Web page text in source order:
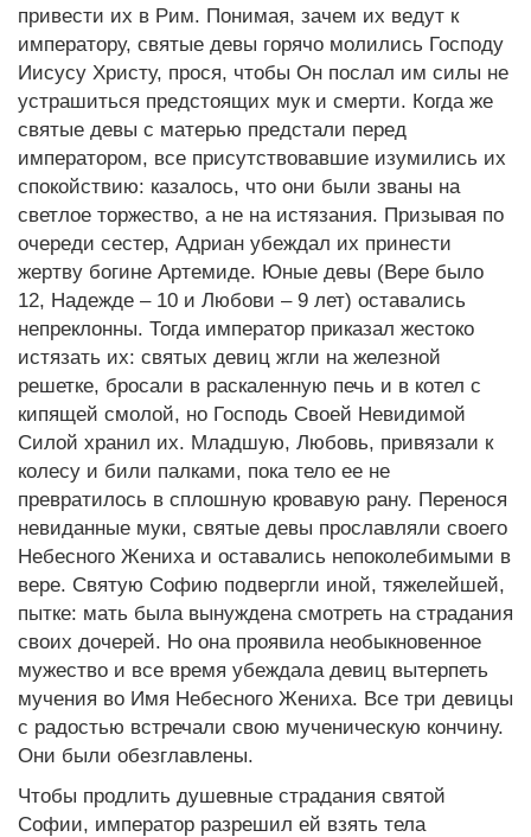
привести их в Рим. Понимая, зачем их ведут к
императору, святые девы горячо молились Господу
Иисусу Христу, прося, чтобы Он послал им силы не
устрашиться предстоящих мук и смерти. Когда же
святые девы с матерью предстали перед
императором, все присутствовавшие изумились их
спокойствию: казалось, что они были званы на
светлое торжество, а не на истязания. Призывая по
очереди сестер, Адриан убеждал их принести
жертву богине Артемиде. Юные девы (Вере было
12, Надежде – 10 и Любови – 9 лет) оставались
непреклонны. Тогда император приказал жестоко
истязать их: святых девиц жгли на железной
решетке, бросали в раскаленную печь и в котел с
кипящей смолой, но Господь Своей Невидимой
Силой хранил их. Младшую, Любовь, привязали к
колесу и били палками, пока тело ее не
превратилось в сплошную кровавую рану. Перенося
невиданные муки, святые девы прославляли своего
Небесного Жениха и оставались непоколебимыми в
вере. Святую Софию подвергли иной, тяжелейшей,
пытке: мать была вынуждена смотреть на страдания
своих дочерей. Но она проявила необыкновенное
мужество и все время убеждала девиц вытерпеть
мучения во Имя Небесного Жениха. Все три девицы
с радостью встречали свою мученическую кончину.
Они были обезглавлены.
Чтобы продлить душевные страдания святой
Софии, император разрешил ей взять тела